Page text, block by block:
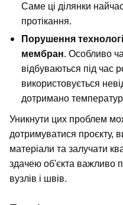
Саме ці ділянки
протікання.
Порушення
мембран. Особливо
відбуваються під час
використовується
дотримано
Уникнути цих проблем
дотримуватися проєкту,
матеріали та залучати
здачею об'єкта важливо
вузлів і швів.